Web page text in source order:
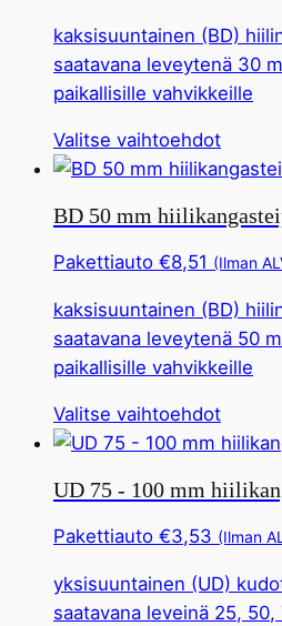
valita
kaksisuuntainen (BD)
saatavana leveytenä 30
paikallisille vahvikkeille
Valitse vaihtoehdotTällä
useita
valita
BD 50 mm
Pakettiauto €8,51 (Ilman
kaksisuuntainen (BD)
saatavana leveytenä 50
paikallisille vahvikkeille
Valitse vaihtoehdotTällä
useita
UD 75 - 100 mm
Pakettiauto €3,53 (Ilman
yksisuuntainen (UD)
saatavana leveinä 25, 50,